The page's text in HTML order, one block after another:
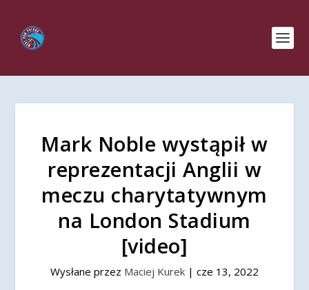
Mark Noble wystąpił w
reprezentacji Anglii w
meczu charytatywnym
na London Stadium
[video]
Wysłane przez Maciej Kurek | cze 13, 2022